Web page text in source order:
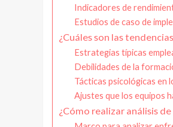
Indicadores de
Estudios de caso de
¿Cuáles son las
Estrategias típicas
Debilidades de la
Tácticas psicológicas
Ajustes que los equipos
¿Cómo realizar análisis